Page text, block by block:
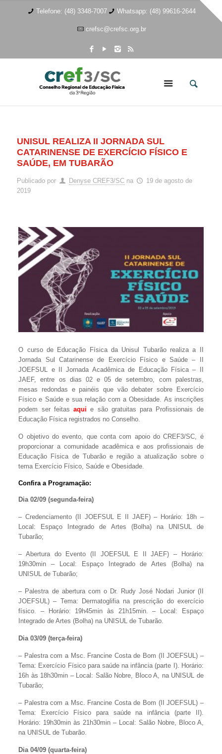
Telefone: (48) 3348-7007 Whatsapp: (48) 99616-2644
crefsc@crefsc.org.br
UNISUL REALIZA II JORNADA SUL
CATARINENSE DE EXERCÍCIO FÍSICO E
SAÚDE, EM TUBARÃO
Publicado por Denyse CREF3/SC na
19 de agosto de
2019
O curso de Educação Física da Unisul Tubarão realiza a II
Jornada Sul Catarinense de Exercício Físico e Saúde – II
JOEFSUL e II Jornada Acadêmica de Educação Física – II
JAEF, entre os dias 02 e 05 de setembro, com palestras,
mesas redondas e painéis que vão debater sobre Exercício
Físico e Saúde e sua relação com a Obesidade. As inscrições
podem ser feitasaqui e são gratuitas para Profissionais de
Educação Física registrados no Conselho.
O objetivo do evento, que conta com apoio do CREF3/SC, é
proporcionar a comunidade acadêmica e aos profissionais de
Educação Física de Tubarão e região a atualização sobre o
tema Exercício Físico, Saúde e Obesidade.
Confira a Programação:
Dia 02/09 (segunda-feira)
– Credenciamento (II JOEFSUL E II JAEF) – Horário: 18h –
Local: Espaço Integrado de Artes (Bolha) na UNISUL de
Tubarão;
– Abertura do Evento (II JOEFSUL E II JAEF) – Horário:
19h30min – Local: Espaço Integrado de Artes (Bolha) na
UNISUL de Tubarão;
– Palestra de abertura com o Dr. Rudy José Nodari Junior (II
JOEFSUL) – Tema: Dermatoglifia na prescrição do exercício
físico. – Horário: 19h45min às 21h15min. – Local: Espaço
Integrado de Artes (Bolha) na UNISUL de Tubarão.
Dia 03/09 (terça-feira)
– Palestra com a Msc. Francine Costa de Bom (II JOEFSUL) –
Tema: Exercício Físico para saúde na infância (parte I). Horário:
16h às 18h30min – Local: Salão Nobre, Bloco A, na UNISUL de
Tubarão;
– Palestra com a Msc. Francine Costa de Bom (II JOEFSUL) –
Tema: Exercício Físico para saúde na infância (parte II).
Horário: 19h30min às 21h30min – Local: Salão Nobre, Bloco A,
na UNISUL de Tubarão.
Dia 04/09 (quarta-feira)